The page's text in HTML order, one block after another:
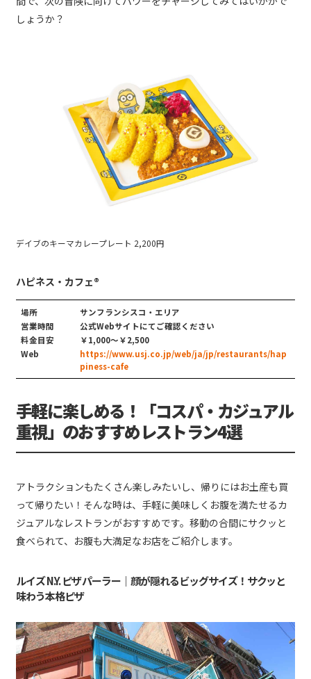
しょうか？
デイブのキーマカレープレート 2,200円
ハピネス・カフェ®
場所
サンフランシスコ・エリア
営業時間
公式Webサイトにてご確認ください
料金目安
￥1,000〜￥2,500
Web
https://www.usj.co.jp/web/ja/jp/restaurants/hap
piness-cafe
手軽に楽しめる！「コスパ・カジュアル
重視」のおすすめレストラン4選
アトラクションもたくさん楽しみたいし、帰りにはお土産も買
って帰りたい！そんな時は、手軽に美味しくお腹を満たせるカ
ジュアルなレストランがおすすめです。移動の合間にサクッと
食べられて、お腹も大満足なお店をご紹介します。
ルイズ N.Y. ピザ パーラー｜顔が隠れるビッグサイズ！サクッと
味わう本格ピザ